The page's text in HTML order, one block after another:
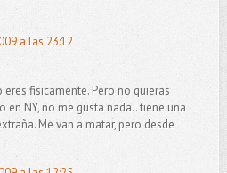
a las 23:12
fisicamente. Pero no quieras
en NY, no me gusta nada.. tiene una
Me van a matar, pero desde